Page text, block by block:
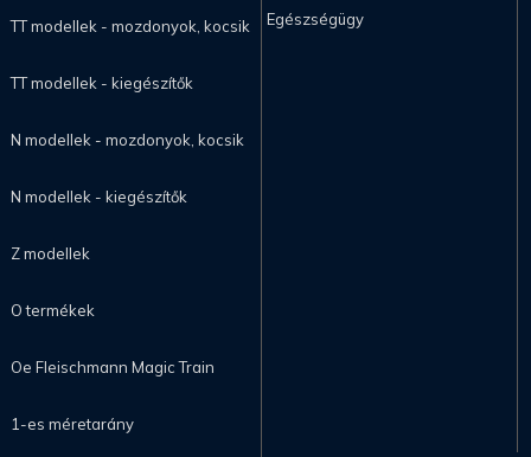
TT modellek - mozdonyok, kocsik
TT modellek - kiegészítők
N modellek - mozdonyok, kocsik
N modellek - kiegészítők
Z modellek
O termékek
Oe Fleischmann Magic Train
1-es méretarány
Egészségügy